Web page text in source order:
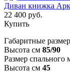
Диван книжка
22 400 руб.
Купить
Габаритные
Высота см 85/90
Размер
Высота см 45